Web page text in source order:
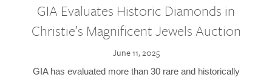
GIA Evaluates Historic Diamonds in
Christie’s Magnificent Jewels Auction
June 11, 2025
GIA has evaluated more than 30 rare and historically